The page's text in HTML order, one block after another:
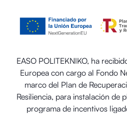
EASO POLITEKNIKO, ha
Europea con cargo al Fondo
marco del Plan de
Resiliencia, para instalación de
programa de incentivos